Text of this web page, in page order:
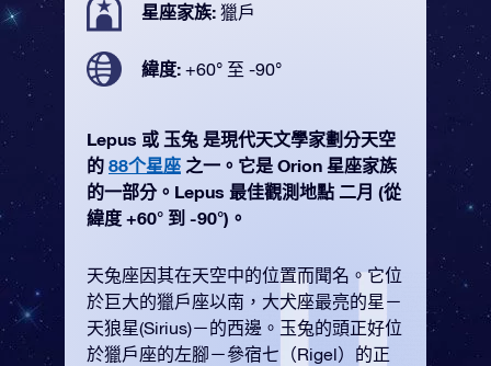
星座家族: 獵戶
緯度: +60° 至 -90°
Lepus 或 玉兔 是現代天文學家劃分天空
的 88个星座 之一。它是 Orion 星座家族
的一部分。Lepus 最佳觀測地點 二月 (從
緯度 +60° 到 -90°)。
天兔座因其在天空中的位置而聞名。它位
於巨大的獵戶座以南，大犬座最亮的星－
天狼星(Sirius)－的西邊。玉兔的頭正好位
於獵戶座的左腳－參宿七（Rigel）的正